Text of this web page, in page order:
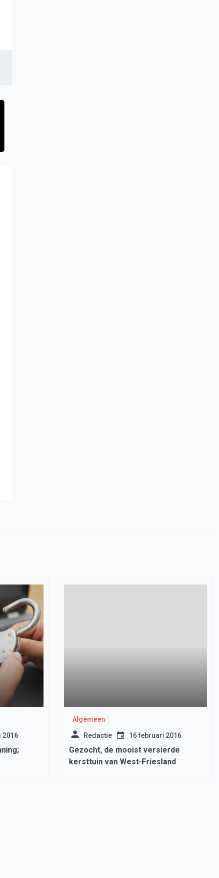
2016
Algemeen
Redactie 16 februari 2016
Gezocht, de mooist versierde
kersttuin van West-Friesland